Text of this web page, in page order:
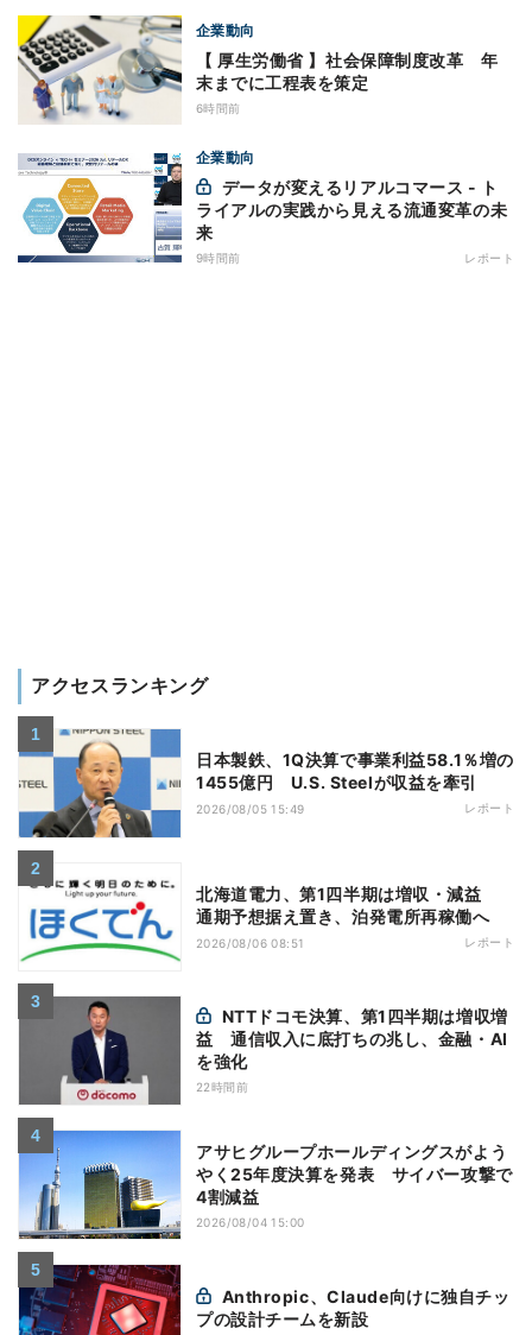
企業動向
【 厚生労働省 】社会保障制度改革 年
末までに工程表を策定
6時間前
企業動向
ライアルの実践から見える流通変革の未
来
9時間前 レポート
アクセスランキング
日本製鉄、1Q決算で事業利益58.1％増の
1455億円 U.S. Steelが収益を牽引
2026/08/05 15:49 レポート
北海道電力、第1四半期は増収・減益
通期予想据え置き、泊発電所再稼働へ
2026/08/06 08:51 レポート
益 通信収入に底打ちの兆し、金融・AI
を強化
22時間前
アサヒグループホールディングスがよう
やく25年度決算を発表 サイバー攻撃で
4割減益
2026/08/04 15:00
プの設計チームを新設